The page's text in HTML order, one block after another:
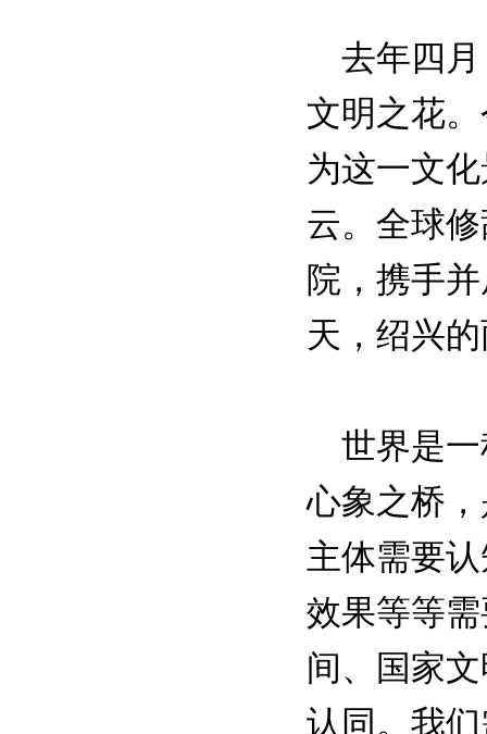
去年四月
文明之花
为这一文
云。全球
院，携手
天，绍兴
世界是一
心象之桥
主体需要
效果等等
间、国家
认同。我